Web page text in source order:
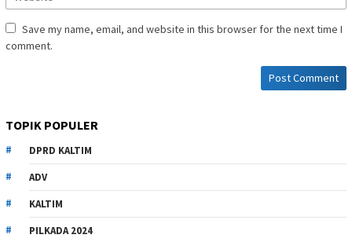
Save my name, email, and website in this browser for the next time I
comment.
TOPIK POPULER
DPRD KALTIM
ADV
KALTIM
PILKADA 2024